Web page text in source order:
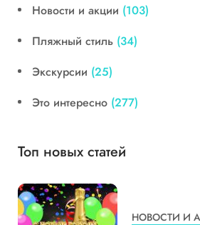
Новости и акции (103)
Пляжный стиль (34)
Экскурсии (25)
Это интересно (277)
Топ новых статей
НОВОСТИ И